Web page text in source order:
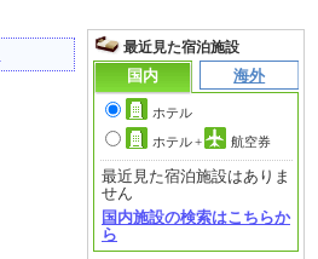
最近見た宿泊施設
国内
海外
ホテル
ホテル+ 航空券
最近見た宿泊施設はありま
せん
国内施設の検索はこちらか
ら